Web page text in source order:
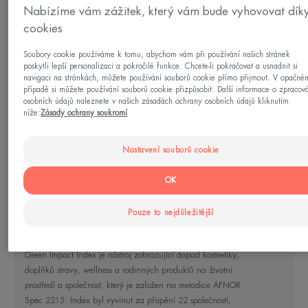
VELMI VYSOKÁ OCHRANA:
Tento fluid obsahuje TriAsorB, širokospektrální
sluneční filtr, který chrání nejen před UV záření, ale
i před modrým světlem. Chrání před předčasným
stárnutím pleti.
Díky technologii "water-like" nabízí texturu lehkou
jako voda, kterou na pleti neuvidíte ani neucítíte, a
proto je tento fluid dokonalou bází pod make-up.
Tento fluid pomáhá zlepšit vzhled vaší pleti.
Zjemňuje její strukturu, sjednocuje její tón
a rozjasňuje ji.
Sociálně-environmentální dopad
Green Impact Index je nástroj zobrazující dopad kosmetiky,
doplňků stravy, wellness a rodinných produktů na životní
prostředí a společnost, který je založen na metodice AFNOR
Spec 2215. Index byl vyvinut za přispění 22 společností,
Nabízíme vám zážitek, který vám bude vyhovovat
cookies
Soubory cookie používáme k tomu, abychom vám při používání našich stránek
poskytli lepší personalizaci a pokročilé funkce. Chcete-li pokračovat a usnadnit si
navigaci na stránkách, můžete používání souborů cookie přímo přijmout. V
případě si můžete používání souborů cookie přizpůsobit. Další informace o
osobních údajů naleznete v našich zásadách ochrany osobních údajů kliknutím
níže:Zásady ochrany soukromí
Nastavení souborů cookie
Pouze to nejdůležitější
OK